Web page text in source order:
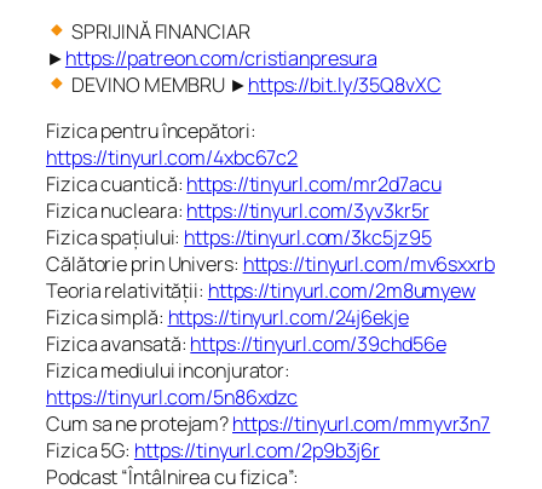
SPRIJINĂ FINANCIAR
►https://patreon.com/cristianpresura
DEVINO MEMBRU ►https://bit.ly/35Q8vXC
Fizica pentru începători:
https://tinyurl.com/4xbc67c2
Fizica cuantică: https://tinyurl.com/mr2d7acu
Fizica nucleara: https://tinyurl.com/3yv3kr5r
Fizica spațiului: https://tinyurl.com/3kc5jz95
Călătorie prin Univers: https://tinyurl.com/mv6sxxrb
Teoria relativității: https://tinyurl.com/2m8umyew
Fizica simplă: https://tinyurl.com/24j6ekje
Fizica avansată: https://tinyurl.com/39chd56e
Fizica mediului inconjurator:
https://tinyurl.com/5n86xdzc
Cum sa ne protejam?https://tinyurl.com/mmyvr3n7
Fizica 5G: https://tinyurl.com/2p9b3j6r
Podcast “Întâlnirea cu fizica”: